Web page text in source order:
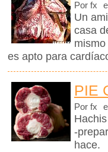
Por fx
Un
casa
es apto para
PIE
Por fx
-
hace.